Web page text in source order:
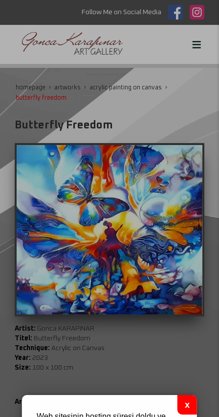
Follow Me on Social Media
homepage artworks
acrylic painting on canvas
butterfly freedom
Butterfly Freedom
Artist: Gonca KARAPINAR
Titel: Butterfly Freedom
Technique: Acrylic on Canvas
Year: 2023
Size: 100 x 100 cm
Artwork Code: